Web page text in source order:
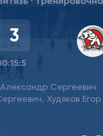
3
0:15:5
Сергеевич
Худяков